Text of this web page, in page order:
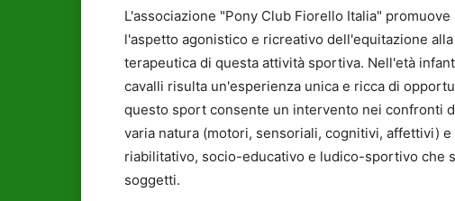
L'associazione "Pony Club Fiorello Italia"
l'aspetto agonistico e ricreativo dell'equitazione
terapeutica di questa attività sportiva. Nell'età
cavalli risulta un'esperienza unica e ricca di
questo sport consente un intervento nei confronti
varia natura (motori, sensoriali, cognitivi, affettivi)
riabilitativo, socio-educativo e ludico-sportivo che
soggetti.